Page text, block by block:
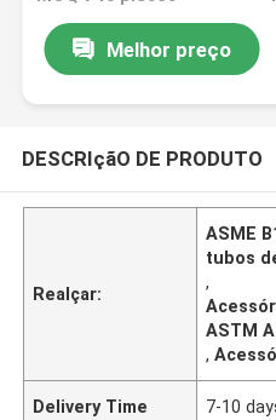
Melhor preço
DESCRIçãO DE PRODUTO
Realçar:
ASME
tubos
,
ASTM
,
Delivery Time 7-10